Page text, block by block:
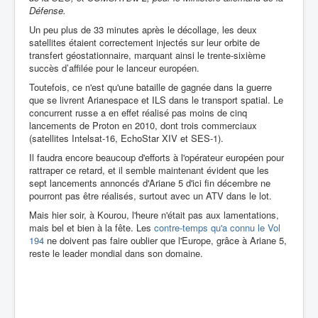
Défense.
Un peu plus de 33 minutes après le décollage, les deux
satellites étaient correctement injectés sur leur orbite de
transfert géostationnaire, marquant ainsi le trente-sixième
succès d’affilée pour le lanceur européen.
Toutefois, ce n'est qu'une bataille de gagnée dans la guerre
que se livrent Arianespace et ILS dans le transport spatial. Le
concurrent russe a en effet réalisé pas moins de cinq
lancements de Proton en 2010, dont trois commerciaux
(satellites Intelsat-16, EchoStar XIV et SES-1).
Il faudra encore beaucoup d'efforts à l'opérateur européen pour
rattraper ce retard, et il semble maintenant évident que les
sept lancements annoncés d'Ariane 5 d'ici fin décembre ne
pourront pas être réalisés, surtout avec un ATV dans le lot.
Mais hier soir, à Kourou, l'heure n'était pas aux lamentations,
mais bel et bien à la fête. Les contre-temps qu'a connu le Vol
194 ne doivent pas faire oublier que l'Europe, grâce à Ariane 5,
reste le leader mondial dans son domaine.